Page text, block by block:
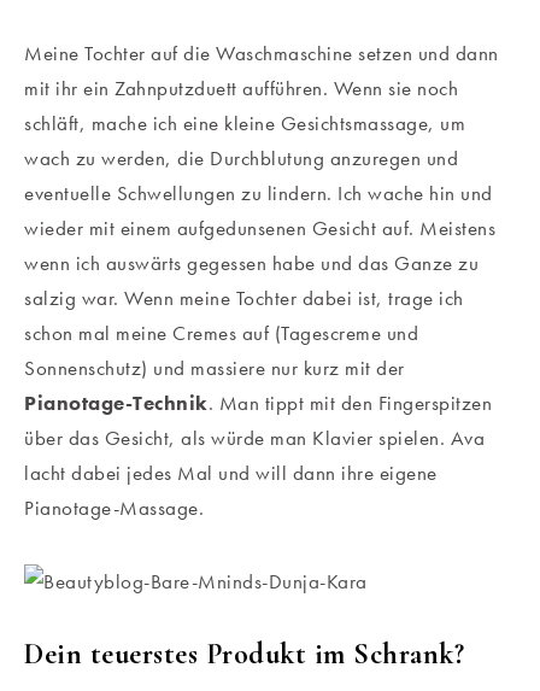
Meine Tochter auf die Waschmaschine setzen und dann
mit ihr ein Zahnputzduett aufführen. Wenn sie noch
schläft, mache ich eine kleine Gesichtsmassage, um
wach zu werden, die Durchblutung anzuregen und
eventuelle Schwellungen zu lindern. Ich wache hin und
wieder mit einem aufgedunsenen Gesicht auf. Meistens
wenn ich auswärts gegessen habe und das Ganze zu
salzig war. Wenn meine Tochter dabei ist, trage ich
schon mal meine Cremes auf (Tagescreme und
Sonnenschutz) und massiere nur kurz mit der
Pianotage-Technik. Man tippt mit den Fingerspitzen
über das Gesicht, als würde man Klavier spielen. Ava
lacht dabei jedes Mal und will dann ihre eigene
Pianotage-Massage.
Dein teuerstes Produkt im Schrank?